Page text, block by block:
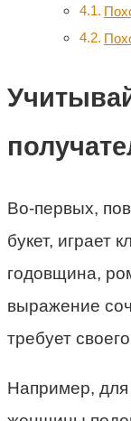
Во-первых,
букет, играет
годовщина,
выражение
требует
Например,